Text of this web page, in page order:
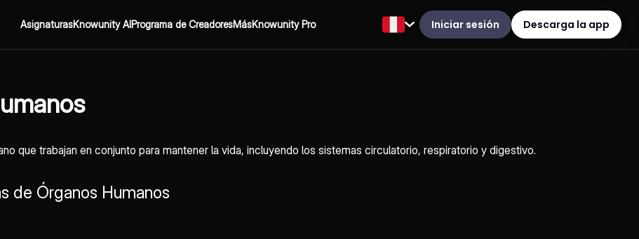
AsignaturasKnowunity AIPrograma de CreadoresMásKnowunity Pro Iniciar sesión Descarga la app
que trabajan en conjunto para mantener la vida, incluyendo los sistemas circulatorio, respiratorio y digestivo.
de Órganos Humanos